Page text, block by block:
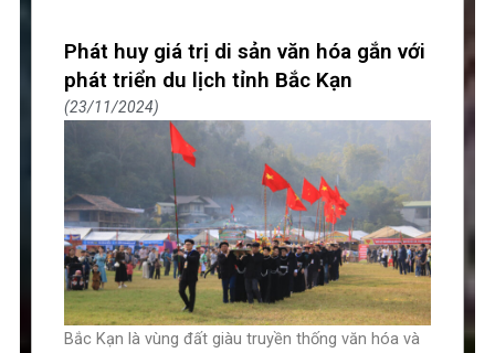
Phát huy giá trị di sản văn hóa gắn với
phát triển du lịch tỉnh Bắc Kạn
23/11/2024
Bắc Kạn là vùng đất giàu truyền thống văn hóa và